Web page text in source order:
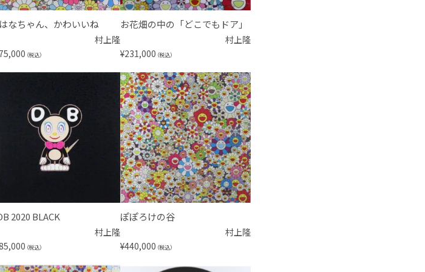
なちゃん、かわいいね
村上隆
（税込）
お花畑の中の「どこでもドア」
村上隆
¥231,000 （税込）
2020 BLACK
村上隆
（税込）
ぽぽろけの谷
村上隆
¥440,000 （税込）